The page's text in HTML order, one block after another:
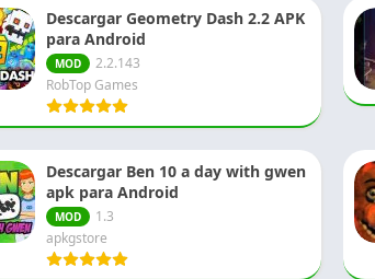
Descargar Geometry Dash 2.2 APK
para Android
MOD
2.2.143
RobTop Games
Descargar Ben 10 a day with gwen
apk para Android
MOD
1.3
apkgstore